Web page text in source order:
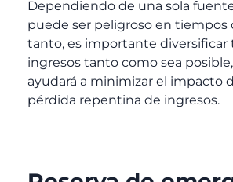
Dependiendo de una sola
puede ser peligroso en tiempos
tanto, es importante diversificar
ingresos tanto como sea
ayudará a minimizar el impacto
pérdida repentina de ingresos.